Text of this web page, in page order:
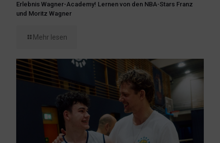
Erlebnis Wagner-Academy! Lernen von den NBA-Stars Franz
und Moritz Wagner
Mehr lesen